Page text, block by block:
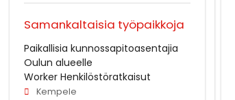
Samankaltaisia työpaikkoja
Paikallisia kunnossapitoasentajia
Oulun alueelle
Worker Henkilöstöratkaisut
Kempele